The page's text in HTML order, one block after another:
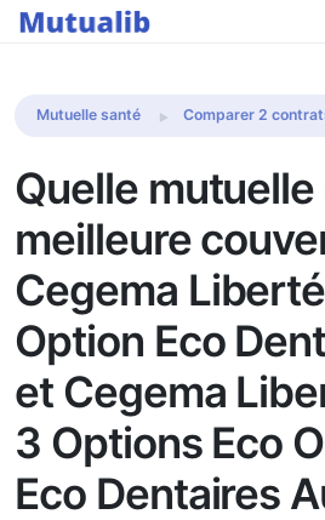
Mutuelle santé Comparer 2
Quelle
meilleure
Cegema
Option Eco
et Cegema
3 Options Eco
Eco Dentaires